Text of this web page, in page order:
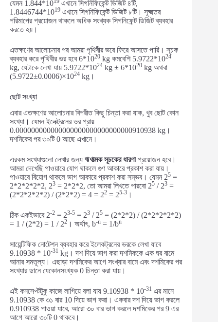
যেমন 1.844*10
এখানে সিগনিফিকেন্ট ডিজিট ৪টি,
1.8446744*1019 এখানে সিগনিফিকেন্ট ডিজিট ৮টি। সূক্ষ্মতর
পরিমাপের প্রয়োজন থাকলে অধিক সংখ্যক সিগনিফেন্ট ডিজিট ব্যবহার
করতে হয়।
এতক্ষণের আলোচনার পর আমরা পৃথিবীর ভরে ফিরে আসতে পারি। সূচক
ব্যবহার করে পৃথিবীর ভর হবে 6*1020 kg কমবেশি 5.9722*1024
kg, যেটাকে লেখা যায় 5.9722*1024 kg ± 6*1020 kg অথবা
(5.9722±0.0006)×1024 kg।
ছোট সংখ্যা
এবার এতক্ষণের আলোচনার বিপরীত কিছু চিন্তা করা যাক, খুব ছোট কোন
সংখ্যা। যেমন ইলেক্ট্রনের ভর প্রায়
0.000000000000000000000000000000910938 kg।
দশমিকের পর ৩০টি 0 আছে এখানে।
এরকম সংখ্যাগুলো লেখার জন্য ঋণাত্মক সূচকের ধারণাপ্রয়োজন হবে।
আমরা দেখেছি পাওয়ারে যোগ থাকলে গুণ আকারে প্রকাশ করা যায়।
পাওয়ারে বিয়োগ থাকলে ভাগ আকারে প্রকাশ করা সম্ভব। যেমন 25 =
2*2*2*2*2, 23 = 2*2*2, তো আমরা লিখতে পারবো 25 / 23 =
(2*2*2*2*2) / (2*2*2) = 4 = 22 = 25-3 ।
ঠিক একইভাবে 2-2 = 23-5 = 23 / 25 = (2*2*2) / (2*2*2*2*2)
= 1 / (2*2) = 1 / 22 । অর্থাৎ, b-n = 1/bn
সায়েন্টিফিক নোটেশন ব্যবহার করে ইলেকট্রনের ভরকে লেখা যাবে
9.10938 * 10-31 kg। দশ দিয়ে ভাগ করা দশমিককে এক ঘর বামে
আনার সমতূল্য। এছাড়া দশমিকের আগে সংখ্যার বামে এবং দশমিকের পর
সংখ্যার ডানে যেকোনসংখ্যক 0 চিন্তা করা যায়।
এই কনসেপ্টটুকু কাজে লাগিয়ে বলা যায় 9.10938 * 10-31 এর মানে
9.10938 কে ৩১ বার 10 দিয়ে ভাগ করা। একবার দশ দিয়ে ভাগ করলে
0.910938 পাওয়া যাবে, আরো ৩০ বার ভাগ করলে দশমিকের পর 9 এর
আগে আরো ৩০টি 0 থাকবে।